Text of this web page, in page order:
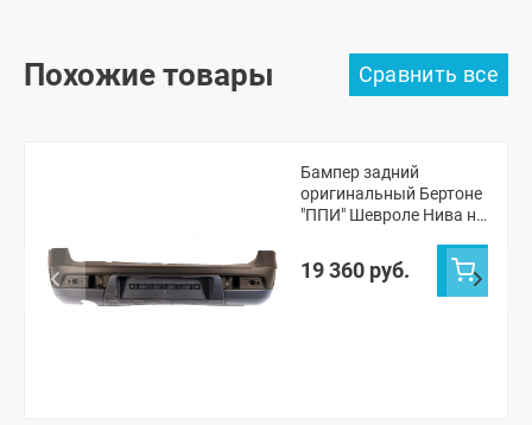
Похожие товары
Бампер задний
оригинальный Бертоне
"ППИ" Шевроле Нива н/
19 360 руб.